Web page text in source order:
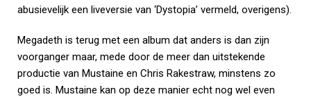
abusievelijk een liveversie van ‘Dystopia’ vermeld, overigens).
Megadeth is terug met een album dat anders is dan zijn
voorganger maar, mede door de meer dan uitstekende
productie van Mustaine en Chris Rakestraw, minstens zo
goed is. Mustaine kan op deze manier echt nog wel even